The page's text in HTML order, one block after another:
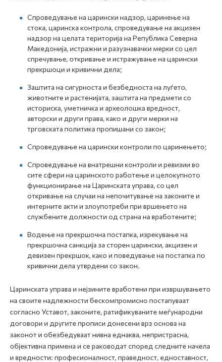
Спроведување на царински надзор, царинење на
стока, царинска контрола, спроведување на акцизен
надзор на целата територија на Република Северна
Македонија, истражни и разузнавачки мерки со цел
спречување, откривање и истражување на царински
прекршоци и кривични дела;
Заштита на сигурноста и безбедноста на луѓето,
животните и растенијата, заштита на предмети со
историска, уметничка и археолошка вредност,
авторски и други права, како и други мерки на
трговската политика пропишани со закон;
Спроведување на царински контроли по царинењето;
Спроведување на внатрешни контроли и ревизии во
сите сфери на царинското работење и целокупното
функционирање на Царинската управа, со цел
откривање на случаи на непочитување на законите и
интерните акти и злоупотреби при вршењето на
службените должности од страна на вработените;
Водење на прекршочна постапка, изрекување на
прекршочна санкција за сторен царински, акцизен и
девизен прекршок, како и поведување на постапка по
кривични дела утврдени со закон.
Царинската управа и нејзините вработени при извршувањето
на своите надлежности бескомпромисно постапуваат
согласно Уставот, законите, ратификуваните меѓународни
договори и другите прописи донесени врз основа на
законот и обезбедуваат нивна еднаква, непристрасна,
објективна примена и се раководат според следните начела
и вредности: професионалност, праведност, едноставност,